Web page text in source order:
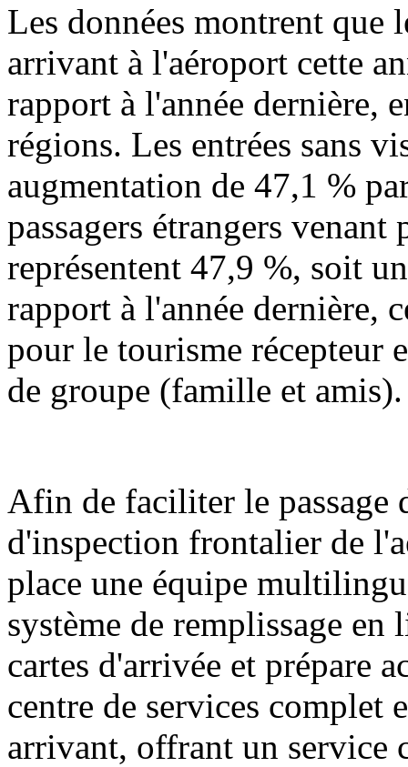
Les données montrent que
arrivant à l'aéroport cette
rapport à l'année dernière,
régions. Les entrées sans
augmentation de 47,1 %
passagers étrangers
représentent 47,9 %, soit
rapport à l'année dernière,
pour le tourisme récepteur
de groupe (famille et amis).
Afin de faciliter le passage
d'inspection frontalier de
place une équipe
système de remplissage
cartes d'arrivée et prépare
centre de services complet
arrivant, offrant un service